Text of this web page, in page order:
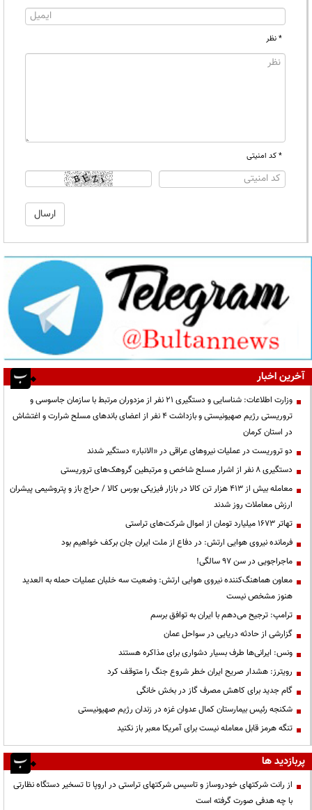
* نظر
* کد امنیتی
آخرین اخبار
وزارت اطلاعات: شناسایی و دستگیری ۲۱ نفر از مزدوران مرتبط با سازمان جاسوسی و
تروریستی رژیم صهیونیستی و بازداشت ۴ نفر از اعضای باندهای مسلح شرارت و اغتشاش
در استان کرمان
دو تروریست در عملیات نیروهای عراقی در «الانبار» دستگیر شدند
دستگیری ۸ نفر از اشرار مسلح شاخص و مرتبطین گروهک‌های تروریستی
معامله بیش از ۴۱۳ هزار تن کالا در بازار فیزیکی بورس کالا / حراج باز و پتروشیمی پیشران
ارزش معاملات روز شدند
تهاتر ۱۶۷۳ میلیارد تومان از اموال شرکت‌های تراستی
فرمانده نیروی هوایی ارتش: در دفاع از ملت ایران جان برکف خواهیم بود
ماجراجویی در سن ۹۷ سالگی!
معاون هماهنگ‌کننده نیروی هوایی ارتش: وضعیت سه خلبان عملیات حمله به العدید
هنوز مشخص نیست
ترامپ: ترجیح می‌دهم با ایران به توافق برسم
گزارشی از حادثه دریایی در سواحل عمان
ونس: ایرانی‌ها طرف بسیار دشواری برای مذاکره هستند
رویترز: هشدار صریح ایران خطر شروع جنگ را متوقف کرد
گام جدید برای کاهش مصرف گاز در بخش خانگی
شکنجه رئیس بیمارستان کمال عدوان غزه در زندان رژیم صهیونیستی
تنگه هرمز قابل معامله نیست برای آمریکا معبر باز نکنید
پربازدید ها
از رانت‌ شرکتهای خودروساز و تاسیس شرکتهای تراستی در اروپا تا تسخیر دستگاه نظارتی
با چه هدفی صورت گرفته است